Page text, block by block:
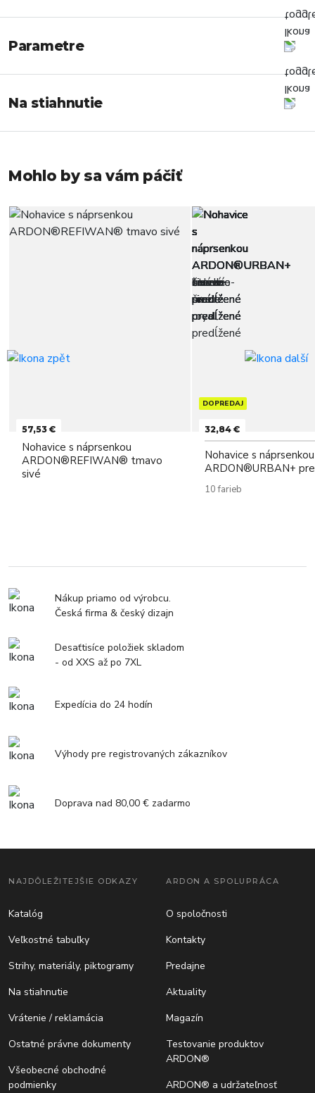
Parametre
Na stiahnutie
Mohlo by sa vám páčiť
57,53 €
Nohavice s náprsenkou
ARDON®REFIWAN® tmavo
sivé
DOPREDAJ
32,84 €
Nohavice s náprsenkou
ARDON®URBAN+
10 farieb
Nákup priamo od výrobcu.
Česká firma & český dizajn
Desaťtisíce položiek skladom
- od XXS až po 7XL
Expedícia do 24 hodín
Výhody pre registrovaných zákazníkov
Doprava nad 80,00 € zadarmo
NAJDÔLEŽITEJŠIE ODKAZY
Katalóg
Veľkostné tabuľky
Strihy, materiály, piktogramy
Na stiahnutie
Vrátenie / reklamácia
Ostatné právne dokumenty
Všeobecné obchodné
podmienky
ARDON A SPOLUPRÁCA
O spoločnosti
Kontakty
Predajne
Aktuality
Magazín
Testovanie produktov
ARDON®
ARDON® a udržateľnosť